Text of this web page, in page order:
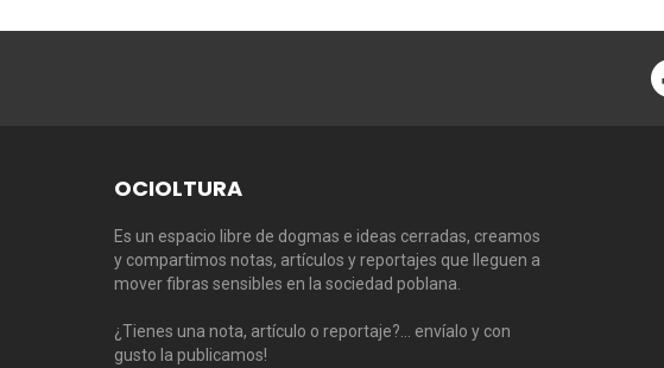
OCIOLTURA
Es un espacio libre de dogmas e ideas cerradas, creamos
y compartimos notas, artículos y reportajes que lleguen a
mover fibras sensibles en la sociedad poblana.
¿Tienes una nota, artículo o reportaje?… envíalo y con
gusto la publicamos!